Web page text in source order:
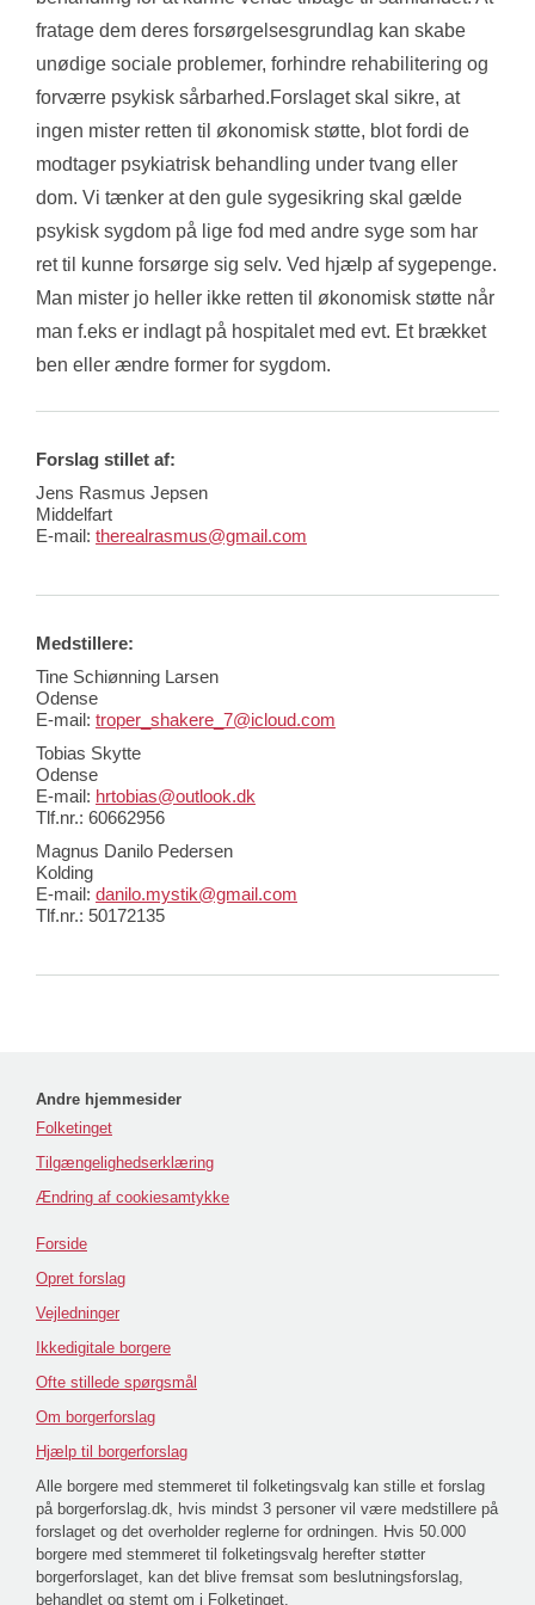
fratage dem deres forsørgelsesgrundlag kan skabe
unødige sociale problemer, forhindre rehabilitering og
forværre psykisk sårbarhed.Forslaget skal sikre, at
ingen mister retten til økonomisk støtte, blot fordi de
modtager psykiatrisk behandling under tvang eller
dom. Vi tænker at den gule sygesikring skal gælde
psykisk sygdom på lige fod med andre syge som har
ret til kunne forsørge sig selv. Ved hjælp af sygepenge.
Man mister jo heller ikke retten til økonomisk støtte når
man f.eks er indlagt på hospitalet med evt. Et brækket
ben eller ændre former for sygdom.
Forslag stillet af:
Jens Rasmus Jepsen
Middelfart
E-mail: therealrasmus@gmail.com
Medstillere:
Tine Schiønning Larsen
Odense
E-mail: troper_shakere_7@icloud.com
Tobias Skytte
Odense
E-mail: hrtobias@outlook.dk
Tlf.nr.: 60662956
Magnus Danilo Pedersen
Kolding
E-mail: danilo.mystik@gmail.com
Tlf.nr.: 50172135
Andre hjemmesider
Folketinget
Tilgængelighedserklæring
Ændring af cookiesamtykke
Forside
Opret forslag
Vejledninger
Ikkedigitale borgere
Ofte stillede spørgsmål
Om borgerforslag
Hjælp til borgerforslag
Alle borgere med stemmeret til folketingsvalg kan stille et forslag
på borgerforslag.dk, hvis mindst 3 personer vil være medstillere på
forslaget og det overholder reglerne for ordningen. Hvis 50.000
borgere med stemmeret til folketingsvalg herefter støtter
borgerforslaget, kan det blive fremsat som beslutningsforslag,
behandlet og stemt om i Folketinget.